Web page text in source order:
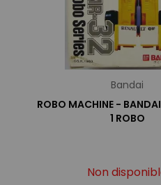
Bandai
ROBO MACHINE -
1 ROBO
Non